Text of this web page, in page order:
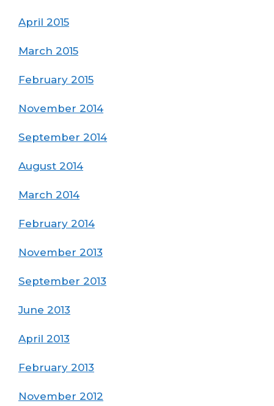
April 2015
March 2015
February 2015
November 2014
September 2014
August 2014
March 2014
February 2014
November 2013
September 2013
June 2013
April 2013
February 2013
November 2012